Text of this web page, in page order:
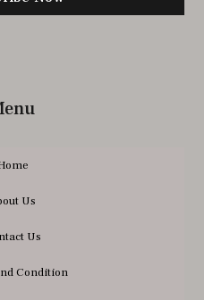
Us
Us
Condition